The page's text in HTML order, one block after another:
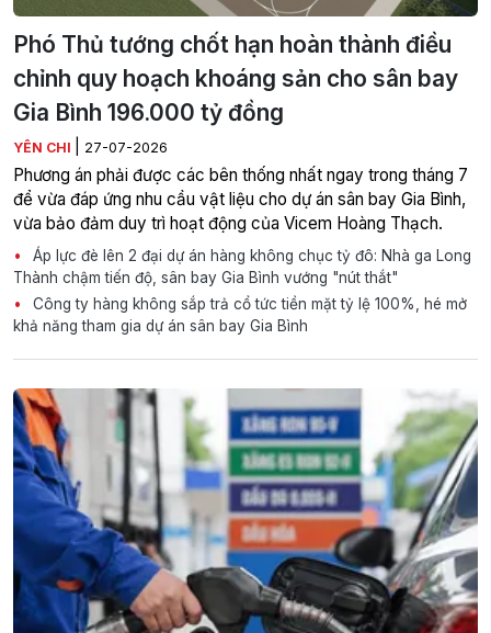
Phó Thủ tướng chốt hạn hoàn thành điều
chỉnh quy hoạch khoáng sản cho sân bay
Gia Bình 196.000 tỷ đồng
YÊN CHI 27-07-2026
Phương án phải được các bên thống nhất ngay trong tháng 7
để vừa đáp ứng nhu cầu vật liệu cho dự án sân bay Gia Bình,
vừa bảo đảm duy trì hoạt động của Vicem Hoàng Thạch.
Áp lực đè lên 2 đại dự án hàng không chục tỷ đô: Nhà ga Long
Thành chậm tiến độ, sân bay Gia Bình vướng "nút thắt"
Công ty hàng không sắp trả cổ tức tiền mặt tỷ lệ 100%, hé mở
khả năng tham gia dự án sân bay Gia Bình